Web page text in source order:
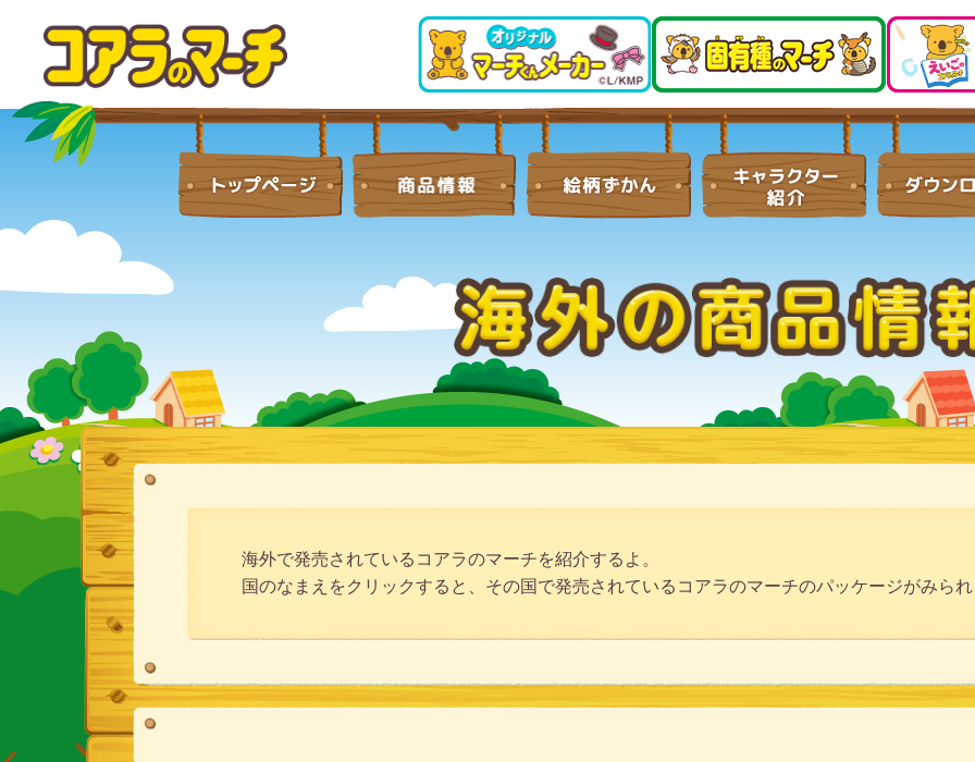
海外で発売されているコアラのマーチを紹介するよ。
国のなまえをクリックすると、その国で発売されているコアラのマーチのパッケージがみら